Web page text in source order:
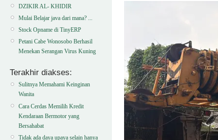
DZIKIR AL- KHIDIR
Mulai Belajar java dari mana? ...
Stock Opname di TinyERP
Petani Cabe Wonosobo Berhasil
Menekan Serangan Virus Kuning
Terakhir diakses:
Sulitnya Memahami Keinginan
Wanita
Cara Cerdas Memilih Kredit
Kendaraan Bermotor yang
Bersahabat
Tidak ada daya upaya selain hanya